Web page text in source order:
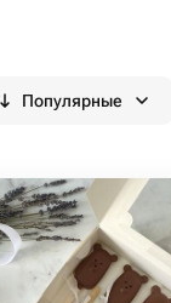
Популярные